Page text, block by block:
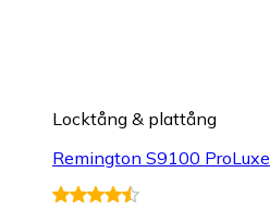
Locktång & plattång
Remington S9100 ProLuxe